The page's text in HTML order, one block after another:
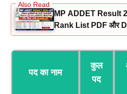
MP ADDET Result
Rank List PDF और
पद का नाम
कुल
पद